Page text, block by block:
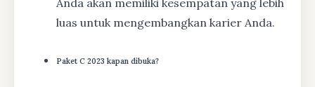
luas untuk mengembangkan karier Anda.
Paket C 2023 kapan dibuka?